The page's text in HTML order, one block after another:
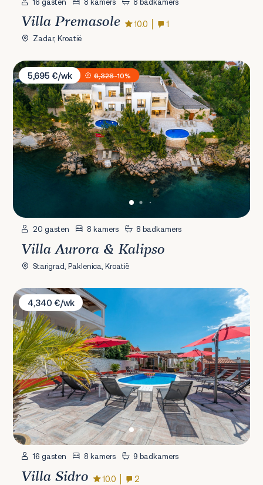
Villa Premasole 10.0 1
Zadar, Kroatië
Villa Aurora & Kalipso
5,695 €/wk
6,328-10%
20 gasten 8 kamers 8 badkamers
Villa Aurora & Kalipso
Starigrad, Paklenica, Kroatië
Villa Sidro
4,340 €/wk
16 gasten 8 kamers 9 badkamers
Villa Sidro 10.0 2